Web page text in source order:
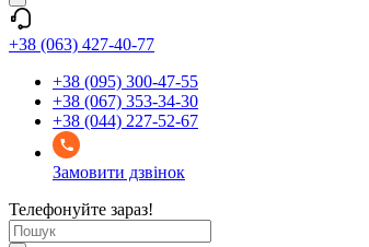
+38 (063) 427-40-77
+38 (095) 300-47-55
+38 (067) 353-34-30
+38 (044) 227-52-67
Замовити дзвінок
Телефонуйте зараз!